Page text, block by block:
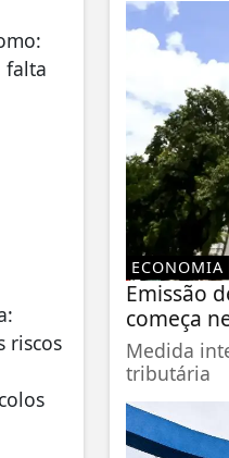
falta
riscos
ECONOMIA
Emissão
começa
Medida
tributária